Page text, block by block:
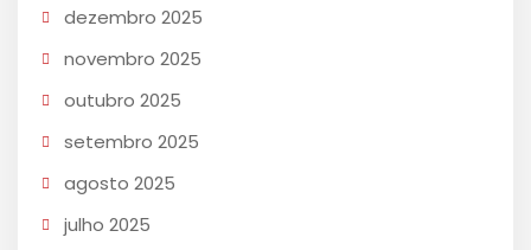
dezembro 2025
novembro 2025
outubro 2025
setembro 2025
agosto 2025
julho 2025